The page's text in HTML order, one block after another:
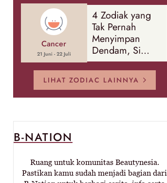
Agustus 2026
Cancer
21 Juni - 22 Juli
4 Zodiak yang
Tak Pernah
Menyimpan
Dendam, Si
Paling Mudah
Memaafkan!
LIHAT ZODIAC LAINNYA
B-NATION
Ruang untuk komunitas Beautynesia.
Pastikan kamu sudah menjadi bagian dari